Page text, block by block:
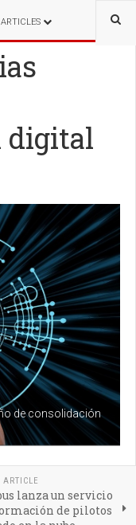
digital
de consolidación
ARTICLE
lanza un servicio
de pilotos